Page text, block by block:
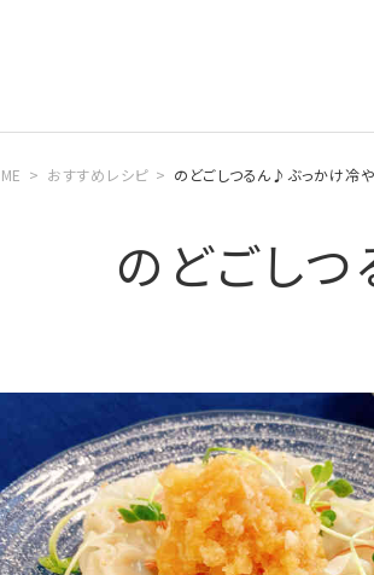
おすすめレシピ のどごしつるん♪ぶっかけ冷
のどごし